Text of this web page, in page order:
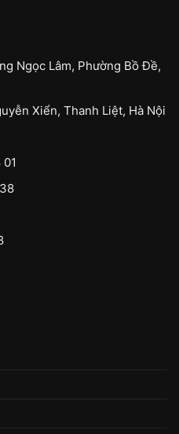
Ngọc Lâm, Phường Bồ Đề,
Xiển, Thanh Liệt, Hà Nội